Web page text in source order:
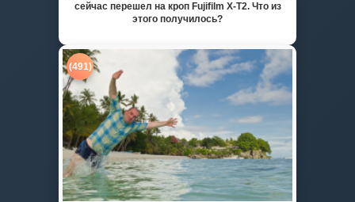
сейчас перешел на кроп Fujifilm X-T2. Что из
этого получилось?
(491)